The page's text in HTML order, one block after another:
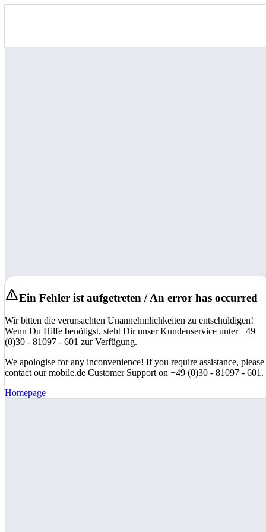
Ein Fehler ist aufgetreten / An error has occurred
Wir bitten die verursachten Unannehmlichkeiten zu entschuldigen!
Wenn Du Hilfe benötigst, steht Dir unser Kundenservice unter +49
(0)30 - 81097 - 601 zur Verfügung.
We apologise for any inconvenience! If you require assistance, please
contact our mobile.de Customer Support on +49 (0)30 - 81097 - 601.
Homepage